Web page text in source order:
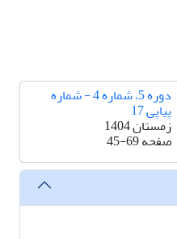
دوره 5، شماره 4 - شماره
پیاپی 17
زمستان 1404
صفحه45-69